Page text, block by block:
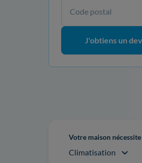
Code postal
J'obtiens un
Votre maison nécessite
Climatisation